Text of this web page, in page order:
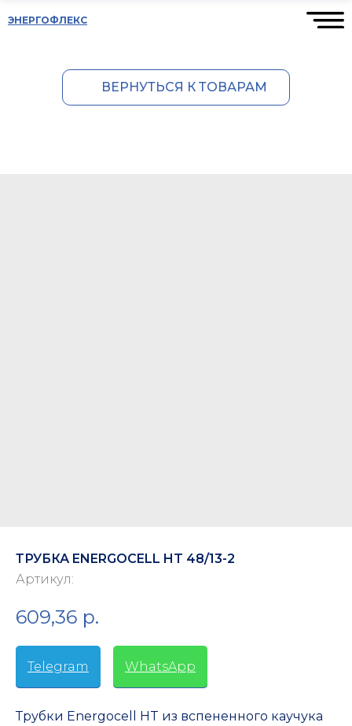
ЭНЕРГОФЛЕКС
ВЕРНУТЬСЯ К ТОВАРАМ
ТРУБКА ENERGOCELL HT 48/13-2
Артикул:
609,36 р.
Telegram WhatsApp
Трубки Energocell HT из вспененного каучука